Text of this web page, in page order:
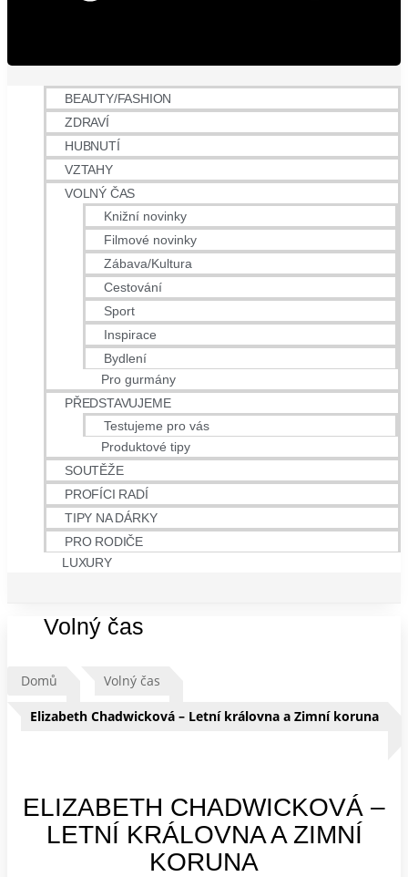
BEAUTY/FASHION
ZDRAVÍ
HUBNUTÍ
VZTAHY
VOLNÝ ČAS
Knižní novinky
Filmové novinky
Zábava/Kultura
Cestování
Sport
Inspirace
Bydlení
Pro gurmány
PŘEDSTAVUJEME
Testujeme pro vás
Produktové tipy
SOUTĚŽE
PROFÍCI RADÍ
TIPY NA DÁRKY
PRO RODIČE
LUXURY
Volný čas
Domů Volný čas
Elizabeth Chadwicková – Letní královna a Zimní koruna
ELIZABETH CHADWICKOVÁ –
LETNÍ KRÁLOVNA A ZIMNÍ
KORUNA